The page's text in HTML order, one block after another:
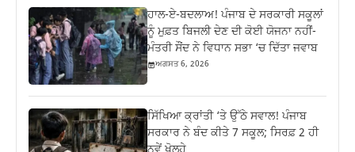
ਹਾਲ-ਏ-ਬਦਲਾਅ! ਪੰਜਾਬ ਦੇ ਸਰਕਾਰੀ ਸਕੂਲਾਂ
ਨੂੰ ਮੁਫ਼ਤ ਬਿਜਲੀ ਦੇਣ ਦੀ ਕੋਈ ਯੋਜਨਾ ਨਹੀਂ-
ਮੰਤਰੀ ਸੌਂਦ ਨੇ ਵਿਧਾਨ ਸਭਾ ‘ਚ ਦਿੱਤਾ ਜਵਾਬ
ਅਗਸਤ 6, 2026
ਸਿੱਖਿਆ ਕ੍ਰਾਂਤੀ ‘ਤੇ ਉੱਠੇ ਸਵਾਲ! ਪੰਜਾਬ
ਸਰਕਾਰ ਨੇ ਬੰਦ ਕੀਤੇ 7 ਸਕੂਲ; ਸਿਰਫ਼ 2 ਹੀ